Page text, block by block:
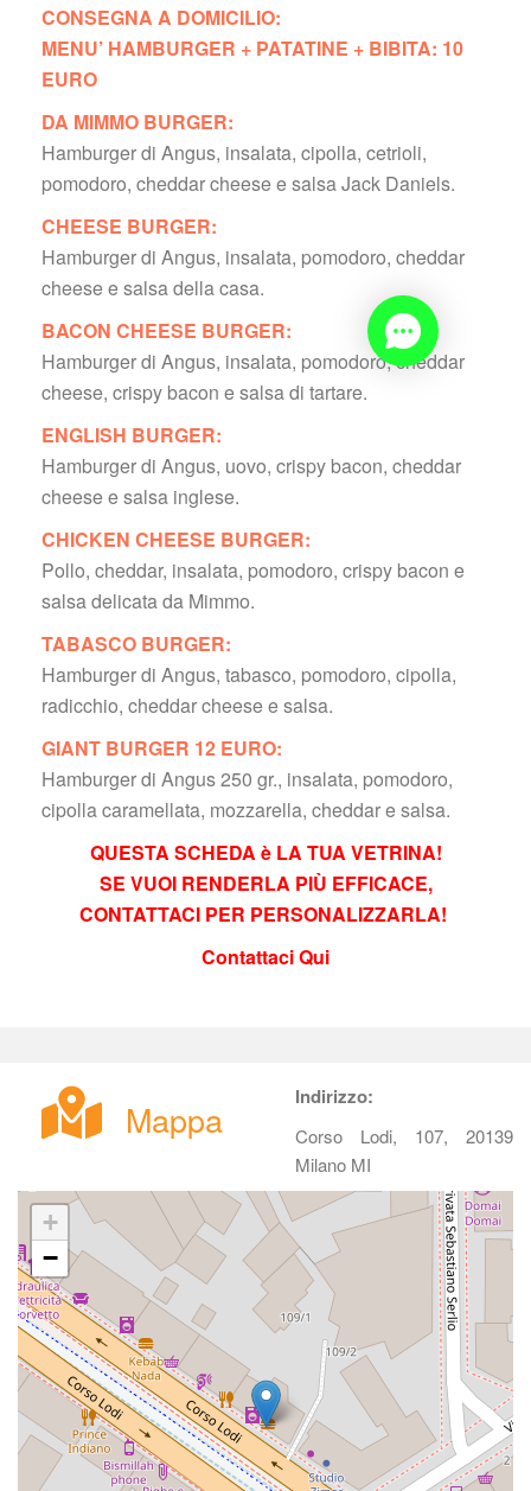
CONSEGNA A DOMICILIO:
MENU’ HAMBURGER + PATATINE + BIBITA: 10
EURO
DA MIMMO BURGER:
Hamburger di Angus, insalata, cipolla, cetrioli,
pomodoro, cheddar cheese e salsa Jack Daniels.
CHEESE BURGER:
Hamburger di Angus, insalata, pomodoro, cheddar
cheese e salsa della casa.
BACON CHEESE BURGER:
Hamburger di Angus, insalata, pomodoro, cheddar
cheese, crispy bacon e salsa di tartare.
ENGLISH BURGER:
Hamburger di Angus, uovo, crispy bacon, cheddar
cheese e salsa inglese.
CHICKEN CHEESE BURGER:
Pollo, cheddar, insalata, pomodoro, crispy bacon e
alsa delicata da Mimmo.
TABASCO BURGER:
Hamburger di Angus, tabasco, pomodoro, cipolla,
radicchio, cheddar cheese e salsa.
GIANT BURGER 12 EURO:
Hamburger di Angus 250 gr., insalata, pomodoro,
cipolla caramellata, mozzarella, cheddar e salsa.
QUESTA SCHEDA è LA TUA VETRINA!
SE VUOI RENDERLA PIÙ EFFICACE,
CONTATTACI PER PERSONALIZZARLA!
Contattaci Qui
Mappa Indirizzo:
Corso Lodi, 107, 20139
Milano MI
+
−